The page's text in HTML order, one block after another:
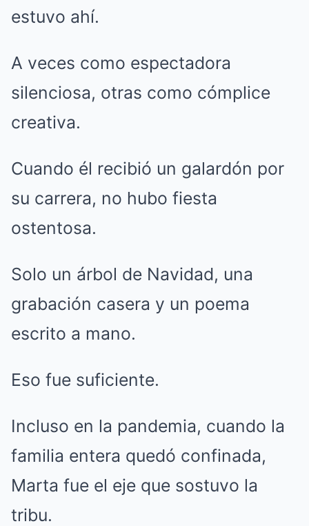
estuvo ahí.
A veces como espectadora
silenciosa, otras como cómplice
creativa.
Cuando él recibió un galardón por
su carrera, no hubo fiesta
ostentosa.
Solo un árbol de Navidad, una
grabación casera y un poema
escrito a mano.
Eso fue suficiente.
Incluso en la pandemia, cuando la
familia entera quedó confinada,
Marta fue el eje que sostuvo la
tribu.